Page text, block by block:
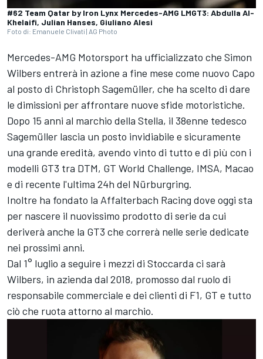
#62 Team Qatar by Iron Lynx Mercedes-AMG LMGT3: Abdulla Al-
Khelaifi, Julian Hanses, Giuliano Alesi
Foto di: Emanuele Clivati | AG Photo
Mercedes-AMG Motorsport ha ufficializzato che Simon
Wilbers entrerà in azione a fine mese come nuovo Capo
al posto di Christoph Sagemüller, che ha scelto di dare
le dimissioni per affrontare nuove sfide motoristiche.
Dopo 15 anni al marchio della Stella, il 38enne tedesco
Sagemüller lascia un posto invidiabile e sicuramente
una grande eredità, avendo vinto di tutto e di più con i
modelli GT3 tra DTM, GT World Challenge, IMSA, Macao
e di recente l'ultima 24h del Nürburgring.
Inoltre ha fondato la Affalterbach Racing dove oggi sta
per nascere il nuovissimo prodotto di serie da cui
deriverà anche la GT3 che correrà nelle serie dedicate
nei prossimi anni.
Dal 1° luglio a seguire i mezzi di Stoccarda ci sarà
Wilbers, in azienda dal 2018, promosso dal ruolo di
responsabile commerciale e dei clienti di F1, GT e tutto
ciò che ruota attorno al marchio.